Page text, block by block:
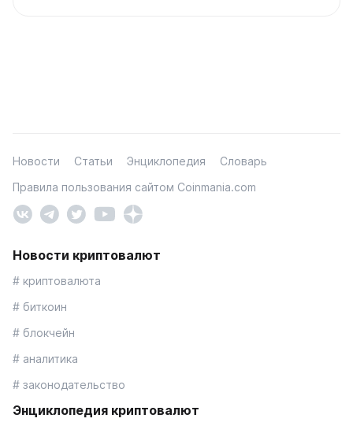
Новости Статьи Энциклопедия
Словарь
Правила пользования сайтом Coinmania.com
Новости криптовалют
# криптовалюта
# биткоин
# блокчейн
# аналитика
# законодательство
Энциклопедия криптовалют